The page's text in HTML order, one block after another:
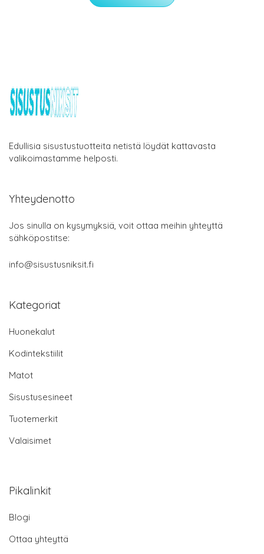
Edullisia sisustustuotteita netistä löydät kattavasta
valikoimastamme helposti.
Yhteydenotto
Jos sinulla on kysymyksiä, voit ottaa meihin yhteyttä
sähköpostitse:
info@sisustusniksit.fi
Kategoriat
Huonekalut
Kodintekstiilit
Matot
Sisustusesineet
Tuotemerkit
Valaisimet
Pikalinkit
Blogi
Ottaa yhteyttä